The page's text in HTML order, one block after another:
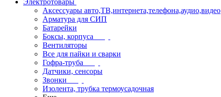
Электротовары
Аксессуары авто,ТВ,интернета,телефона,аудио,видео
Арматура для СИП
Батарейки
Боксы, корпуса
Вентиляторы
Все для пайки и сварки
Гофра-труба
Датчики, сенсоры
Звонки
Изолента, трубка термоусадочная